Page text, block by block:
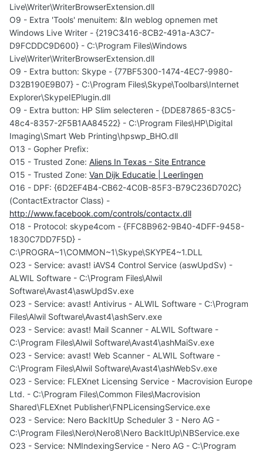
Live\Writer\WriterBrowserExtension.dll
O9 - Extra 'Tools' menuitem: &In weblog opnemen met
Windows Live Writer - {219C3416-8CB2-491a-A3C7-
D9FCDDC9D600} - C:\Program Files\Windows
Live\Writer\WriterBrowserExtension.dll
O9 - Extra button: Skype - {77BF5300-1474-4EC7-9980-
D32B190E9B07} - C:\Program Files\Skype\Toolbars\Internet
Explorer\SkypeIEPlugin.dll
O9 - Extra button: HP Slim selecteren - {DDE87865-83C5-
48c4-8357-2F5B1AA84522} - C:\Program Files\HP\Digital
Imaging\Smart Web Printing\hpswp_BHO.dll
O13 - Gopher Prefix:
O15 - Trusted Zone: Aliens In Texas - Site Entrance
O15 - Trusted Zone: Van Dijk Educatie | Leerlingen
O16 - DPF: {6D2EF4B4-CB62-4C0B-85F3-B79C236D702C}
(ContactExtractor Class) -
http://www.facebook.com/controls/contactx.dll
O18 - Protocol: skype4com - {FFC8B962-9B40-4DFF-9458-
1830C7DD7F5D} -
C:\PROGRA~1\COMMON~1\Skype\SKYPE4~1.DLL
O23 - Service: avast! iAVS4 Control Service (aswUpdSv) -
ALWIL Software - C:\Program Files\Alwil
Software\Avast4\aswUpdSv.exe
O23 - Service: avast! Antivirus - ALWIL Software - C:\Program
Files\Alwil Software\Avast4\ashServ.exe
O23 - Service: avast! Mail Scanner - ALWIL Software -
C:\Program Files\Alwil Software\Avast4\ashMaiSv.exe
O23 - Service: avast! Web Scanner - ALWIL Software -
C:\Program Files\Alwil Software\Avast4\ashWebSv.exe
O23 - Service: FLEXnet Licensing Service - Macrovision Europe
Ltd. - C:\Program Files\Common Files\Macrovision
Shared\FLEXnet Publisher\FNPLicensingService.exe
O23 - Service: Nero BackItUp Scheduler 3 - Nero AG -
C:\Program Files\Nero\Nero8\Nero BackItUp\NBService.exe
O23 - Service: NMIndexingService - Nero AG - C:\Program